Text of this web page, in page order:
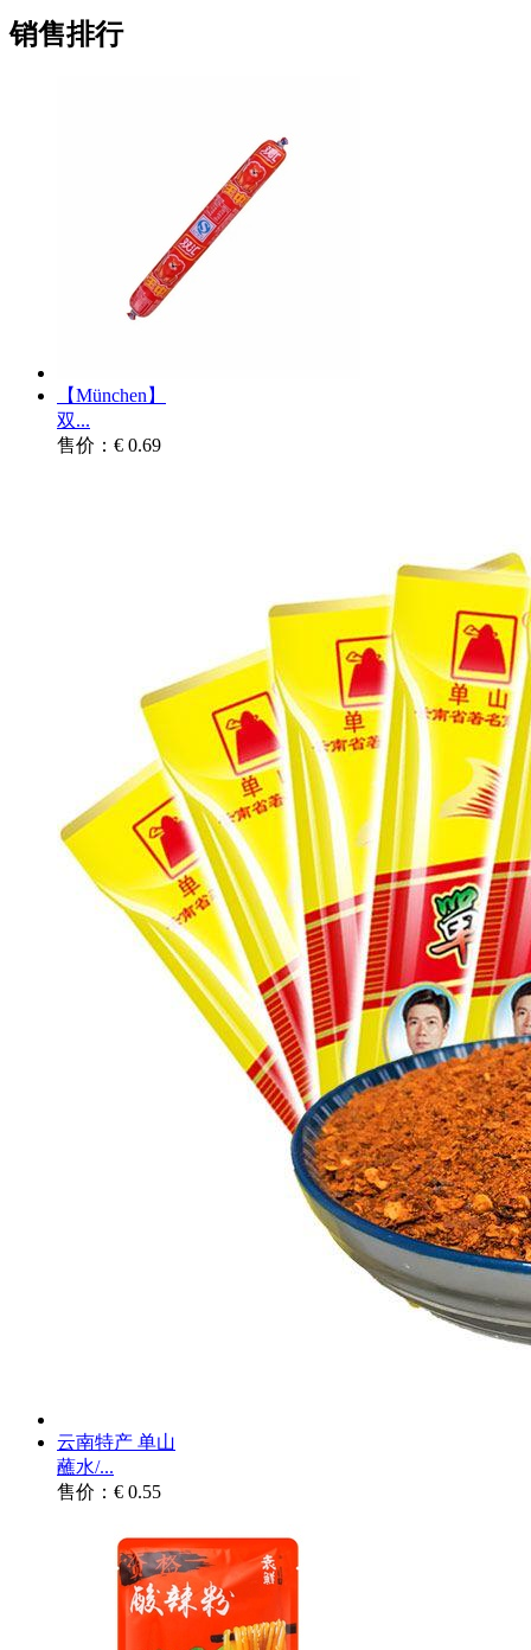
销售排行
【München】
双...
售价：€ 0.69
云南特产 单山
蘸水/...
售价：€ 0.55